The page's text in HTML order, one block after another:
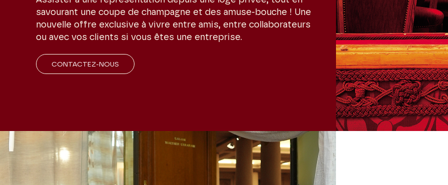
savourant une coupe de champagne et des amuse-bouche ! Une
nouvelle offre exclusive à vivre entre amis, entre collaborateurs
ou avec vos clients si vous êtes une entreprise.
CONTACTEZ-NOUS